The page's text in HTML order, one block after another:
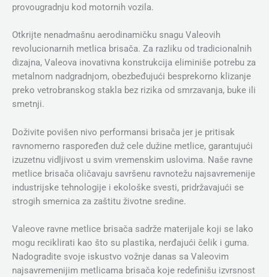
provougradnju kod motornih vozila.
Otkrijte nenadmašnu aerodinamičku snagu Valeovih
revolucionarnih metlica brisača. Za razliku od tradicionalnih
dizajna, Valeova inovativna konstrukcija eliminiše potrebu za
metalnom nadgradnjom, obezbeđujući besprekorno klizanje
preko vetrobranskog stakla bez rizika od smrzavanja, buke ili
smetnji.
Doživite povišen nivo performansi brisača jer je pritisak
ravnomerno raspoređen duž cele dužine metlice, garantujući
izuzetnu vidljivost u svim vremenskim uslovima. Naše ravne
metlice brisača oličavaju savršenu ravnotežu najsavremenije
industrijske tehnologije i ekološke svesti, pridržavajući se
strogih smernica za zaštitu životne sredine.
Valeove ravne metlice brisača sadrže materijale koji se lako
mogu reciklirati kao što su plastika, nerđajući čelik i guma.
Nadogradite svoje iskustvo vožnje danas sa Valeovim
najsavremenijim metlicama brisača koje redefinišu izvrsnost